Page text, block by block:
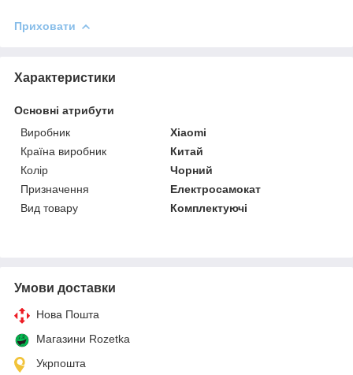
Приховати
Характеристики
Основні атрибути
Виробник
Xiaomi
Країна виробник
Китай
Колір
Чорний
Призначення
Електросамокат
Вид товару
Комплектуючі
Умови доставки
Нова Пошта
Магазини Rozetka
Укрпошта